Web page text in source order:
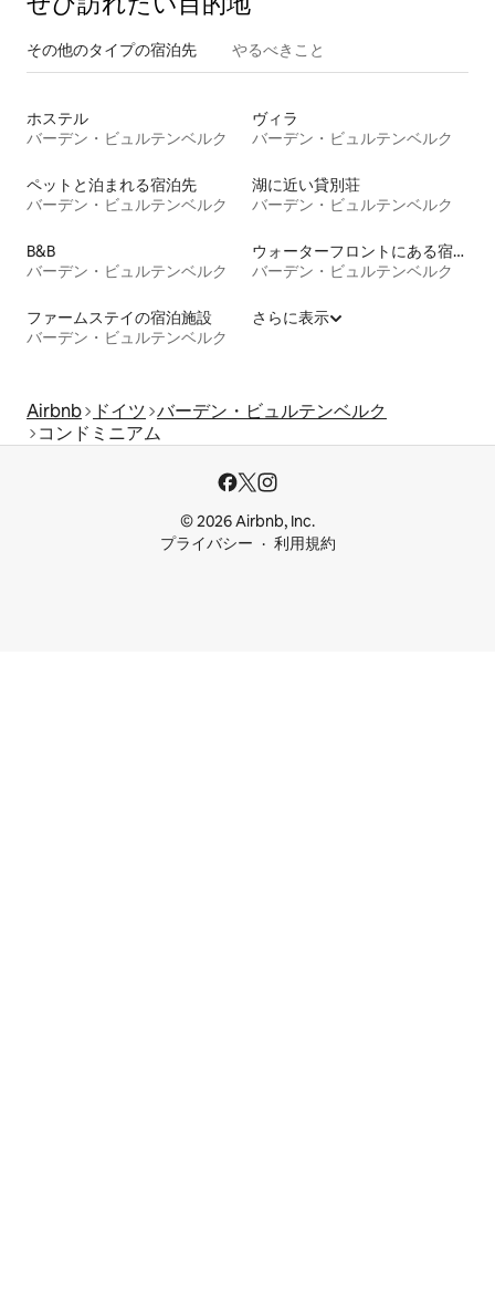
その他のタ⁠イ⁠プ⁠の宿⁠泊⁠先 やるべきこと
ホステル
バーデン・ビュルテンベルク
ヴィラ
バーデン・ビュルテンベルク
ペットと泊まれる宿泊先
バーデン・ビュルテンベルク
湖に近い貸別荘
バーデン・ビュルテンベルク
B&B
バーデン・ビュルテンベルク
ウォーターフロントにある宿泊施設
バーデン・ビュルテンベルク
ファームステイの宿泊施設
バーデン・ビュルテンベルク
さらに表示
Airbnb ドイツ バーデン・ビュルテンベルク
コンドミニアム
© 2026 Airbnb, Inc.
プライバシー
利用規約